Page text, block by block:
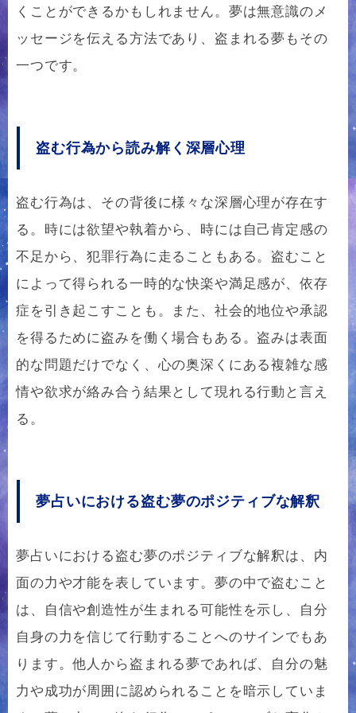
くことができるかもしれません。夢は無意識のメ
ッセージを伝える方法であり、盗まれる夢もその
一つです。
盗む行為から読み解く深層心理
盗む行為は、その背後に様々な深層心理が存在す
る。時には欲望や執着から、時には自己肯定感の
不足から、犯罪行為に走ることもある。盗むこと
によって得られる一時的な快楽や満足感が、依存
症を引き起こすことも。また、社会的地位や承認
を得るために盗みを働く場合もある。盗みは表面
的な問題だけでなく、心の奥深くにある複雑な感
情や欲求が絡み合う結果として現れる行動と言え
る。
夢占いにおける盗む夢のポジティブな解釈
夢占いにおける盗む夢のポジティブな解釈は、内
面の力や才能を表しています。夢の中で盗むこと
は、自信や創造性が生まれる可能性を示し、自分
自身の力を信じて行動することへのサインでもあ
ります。他人から盗まれる夢であれば、自分の魅
力や成功が周囲に認められることを暗示していま